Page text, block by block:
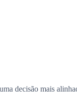
decisão mais